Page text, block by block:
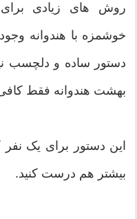
روش های زیادی
خوشمزه با هندوانه
دستور ساده و دلچسب
بهشت هندوانه فقط
این دستور برای یک
بیشتر هم درست کنید.